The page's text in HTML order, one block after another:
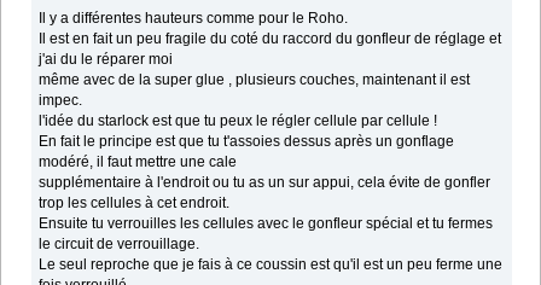
Il y a différentes hauteurs comme pour le Roho.
Il est en fait un peu fragile du coté du raccord du gonfleur de réglage et
j'ai du le réparer moi
même avec de la super glue , plusieurs couches, maintenant il est
impec.
l'idée du starlock est que tu peux le régler cellule par cellule !
En fait le principe est que tu t'assoies dessus après un gonflage
modéré, il faut mettre une cale
supplémentaire à l'endroit ou tu as un sur appui, cela évite de gonfler
trop les cellules à cet endroit.
Ensuite tu verrouilles les cellules avec le gonfleur spécial et tu fermes
le circuit de verrouillage.
Le seul reproche que je fais à ce coussin est qu'il est un peu ferme une